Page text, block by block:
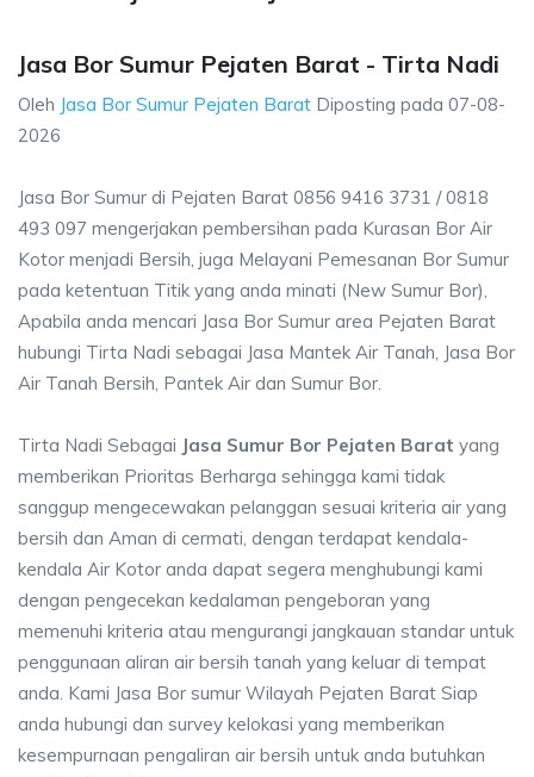
Jasa Bor Sumur Pejaten Barat - Tirta Nadi
Oleh Jasa Bor Sumur Pejaten Barat Diposting pada 07-08-
2026
Jasa Bor Sumur di Pejaten Barat 0856 9416 3731 / 0818
493 097 mengerjakan pembersihan pada Kurasan Bor Air
Kotor menjadi Bersih, juga Melayani Pemesanan Bor Sumur
pada ketentuan Titik yang anda minati (New Sumur Bor),
Apabila anda mencari Jasa Bor Sumur area Pejaten Barat
hubungi Tirta Nadi sebagai Jasa Mantek Air Tanah, Jasa Bor
Air Tanah Bersih, Pantek Air dan Sumur Bor.
Tirta Nadi Sebagai Jasa Sumur Bor Pejaten Barat yang
memberikan Prioritas Berharga sehingga kami tidak
sanggup mengecewakan pelanggan sesuai kriteria air yang
bersih dan Aman di cermati, dengan terdapat kendala-
kendala Air Kotor anda dapat segera menghubungi kami
dengan pengecekan kedalaman pengeboran yang
memenuhi kriteria atau mengurangi jangkauan standar untuk
penggunaan aliran air bersih tanah yang keluar di tempat
anda. Kami Jasa Bor sumur Wilayah Pejaten Barat Siap
anda hubungi dan survey kelokasi yang memberikan
kesempurnaan pengaliran air bersih untuk anda butuhkan